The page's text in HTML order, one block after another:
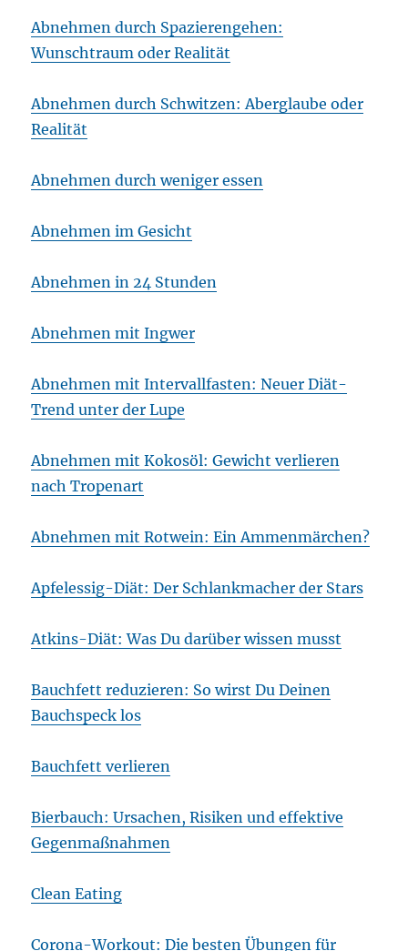
Abnehmen durch Spazierengehen:
Wunschtraum oder Realität
Abnehmen durch Schwitzen: Aberglaube oder
Realität
Abnehmen durch weniger essen
Abnehmen im Gesicht
Abnehmen in 24 Stunden
Abnehmen mit Ingwer
Abnehmen mit Intervallfasten: Neuer Diät-
Trend unter der Lupe
Abnehmen mit Kokosöl: Gewicht verlieren
nach Tropenart
Abnehmen mit Rotwein: Ein Ammenmärchen?
Apfelessig-Diät: Der Schlankmacher der Stars
Atkins-Diät: Was Du darüber wissen musst
Bauchfett reduzieren: So wirst Du Deinen
Bauchspeck los
Bauchfett verlieren
Bierbauch: Ursachen, Risiken und effektive
Gegenmaßnahmen
Clean Eating
Corona-Workout: Die besten Übungen für